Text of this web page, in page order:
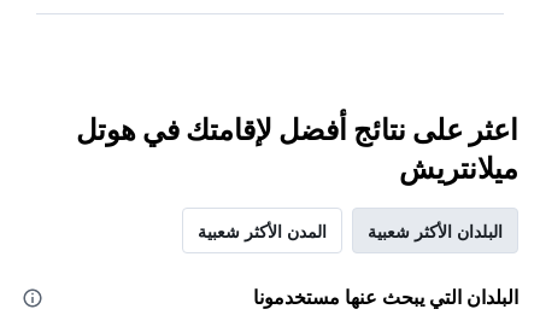
اعثر على نتائج أفضل لإقامتك في هوتل
ميلانتريش
البلدان الأكثر شعبية المدن الأكثر شعبية
البلدان التي يبحث عنها مستخدمونا